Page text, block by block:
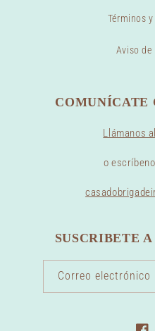
Términos
Aviso de
COMUNÍCATE
Llámanos
o
SUSCRIBETE
Correo electrónico